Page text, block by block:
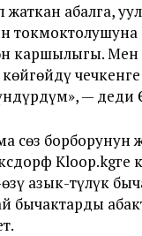
абалга,
токмоктолушуна
каршылыгы. Мен
— деди
сөз борборунун
Kloop.kgге
азык-түлүк
бычактарды